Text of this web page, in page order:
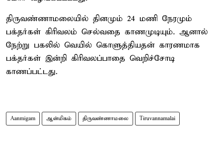
திருவண்ணாமலையில் தினமும் 24 மணி நேரமும்
பக்தர்கள் கிரிவலம் செல்வதை காணமுடியும். ஆனால்
நேற்று பகலில் வெயில் கொளுத்தியதன் காரணமாக
பக்தர்கள் இன்றி கிரிவலப்பாதை வெறிச்சோடி
காணப்பட்டது.
Aanmigam ஆன்மிகம் திருவண்ணாமலை Tiruvannamalai